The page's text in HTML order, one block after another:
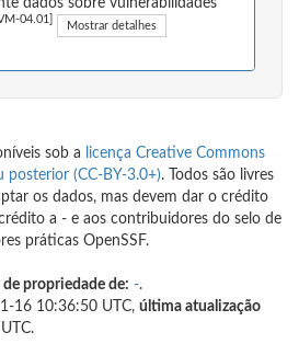
04.01] Mostrar detalhes
sob a
licença Creative Commons
(CC-BY-3.0+). Todos são livres
os dados, mas devem dar o crédito
a - e aos contribuidores do selo de
práticas OpenSSF.
propriedade de: -.
16 10:36:50 UTC, última atualização